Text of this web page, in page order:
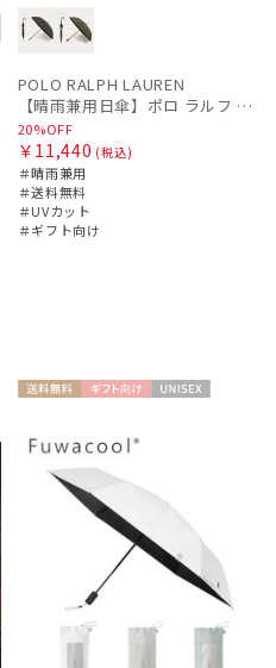
POLO RALPH LAUREN
【晴雨兼用日傘】ポロ ラルフ ローレン (POLO RALPH LAUREN) 無地刺繍 簡単開閉 遮光 遮熱 UV 日本製
20%OFF
￥11,440 (税込)
＃晴雨兼用
＃送料無料
＃UVカット
＃ギフト向け
料